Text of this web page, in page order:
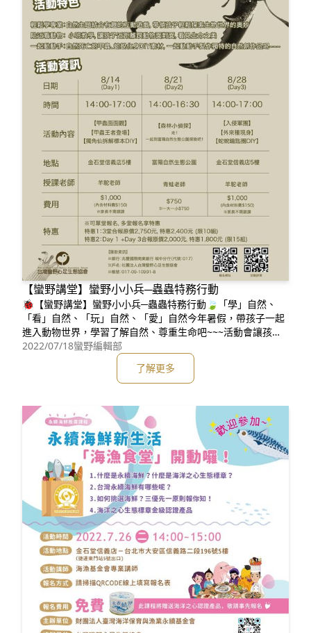
【蠻野講堂】蠻野小小兵─蟲蟲特務行動
🐞【蠻野講堂】蠻野小小兵─蟲蟲特務行動🍃「學」自然、
「看」自然、「玩」自然、「愛」自然今年暑假，帶孩子一起
進入動物世界，學習了解自然、尊重生命吧~~~活動會讓孩子
化身蟲蟲特務，發現蟲蟲的秘密，近距離觀察動物，輕鬆探索
生物世界的奧妙，並一起走入森林偵查動物、觀察動物~~~💓
💓💓走！走！走！走！特務小小兵！一起來探險吧~~~🧐🧐
🧐小班制活動，快手刀報名喔~~~😍😍😍🌟報名網址：http
2022/07/18蠻野編輯部
了解更多